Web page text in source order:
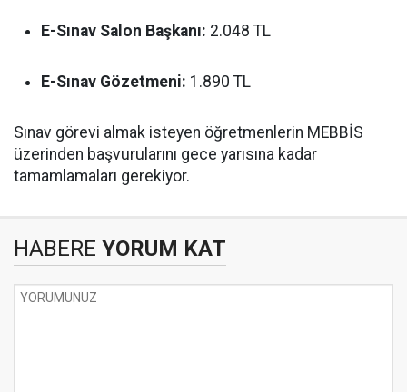
E-Sınav Salon Başkanı: 2.048 TL
E-Sınav Gözetmeni: 1.890 TL
Sınav görevi almak isteyen öğretmenlerin MEBBİS
üzerinden başvurularını gece yarısına kadar
tamamlamaları gerekiyor.
HABERE YORUM KAT